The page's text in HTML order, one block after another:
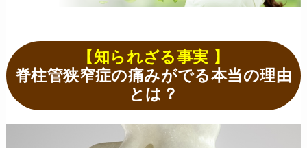
【知られざる事実 】
脊柱管狭窄症の痛みがでる本当の理由
とは？